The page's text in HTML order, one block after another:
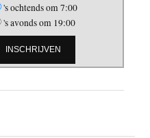
's ochtends om 7:00
's avonds om 19:00